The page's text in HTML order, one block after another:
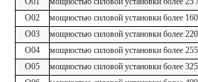
O02
мощностью силовой установки более
O03
мощностью силовой установки более
O04
мощностью силовой установки более
O05
мощностью силовой установки более